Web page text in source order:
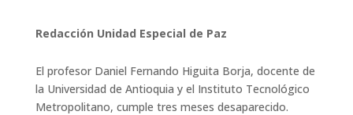
Redacción Unidad Especial de Paz
El profesor Daniel Fernando Higuita Borja, docente de
la Universidad de Antioquia y el Instituto Tecnológico
Metropolitano, cumple tres meses desaparecido.